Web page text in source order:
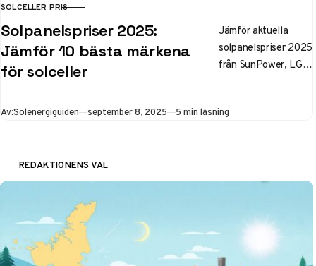
KATEGORI
SOLCELLER PRIS
Solpanelspriser 2025:
Jämför 10 bästa märkena
för solceller
Jämför aktuella
solpanelspriser 2025
från SunPower, LG
kW, effektivitet och
hem.
Av:Solenergiguiden Publicerad
september 8, 2025 5 min läsning
REDAKTIONENS VAL